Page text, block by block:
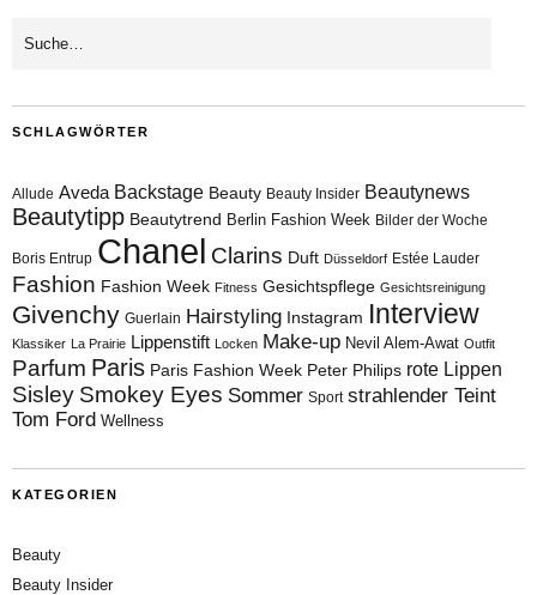
SCHLAGWÖRTER
Allude Aveda Backstage Beauty Beauty Insider Beautynews
Beautytipp Beautytrend Berlin Fashion Week Bilder der Woche
Boris Entrup Chanel Clarins Duft Düsseldorf Estée Lauder
Fashion Fashion Week Fitness Gesichtspflege Gesichtsreinigung
Givenchy Guerlain Hairstyling Instagram Interview
Klassiker La Prairie Lippenstift Locken Make-up Nevil Alem-Awat Outfit
Parfum Paris Paris Fashion Week Peter Philips rote Lippen
Sisley Smokey Eyes Sommer Sport strahlender Teint
Tom Ford Wellness
KATEGORIEN
Beauty
Beauty Insider